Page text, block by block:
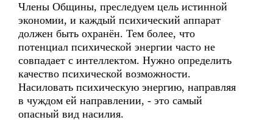
Члены Общины, преследуем цель истинной
экономии, и каждый психический аппарат
должен быть охранён. Тем более, что
потенциал психической энергии часто не
совпадает с интеллектом. Нужно определить
качество психической возможности.
Насиловать психическую энергию, направляя
в чуждом ей направлении, - это самый
опасный вид насилия.